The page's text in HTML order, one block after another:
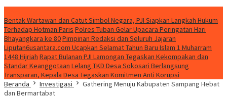
Bentak Wartawan dan Catut Simbol Negara, PJI Siapkan Langkah Hukum
Terhadap Hotman Paris Polres Tuban Gelar Upacara Peringatan Hari
Bhayangkara ke 80Pimpinan Redaksi dan Seluruh Jajaran
Liputan6usantara.com Ucapkan Selamat Tahun Baru Islam 1 Muharram
1448 Hijriah Rapat Bulanan PJI Lamongan Tegaskan Kekompakan dan
Standar Keanggotaan Lelang TKD Desa Sokosari Berlangsung
Transparan, Kepala Desa Tegaskan Komitmen Anti Korupsi
Beranda
Investigasi
Gathering Menuju Kabupaten Sampang Hebat
dan Bermartabat